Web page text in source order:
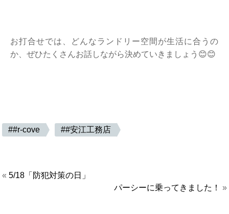
お打合せでは、どんなランドリー空間が生活に合うの
か、ぜひたくさんお話しながら決めていきましょう😊😊
#r-cove #安江工務店
«5/18「防犯対策の日」
パーシーに乗ってきました！
»